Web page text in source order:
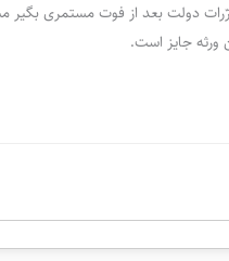
دولت بعد از فوت مستمری بگیر
ورثه جایز است.